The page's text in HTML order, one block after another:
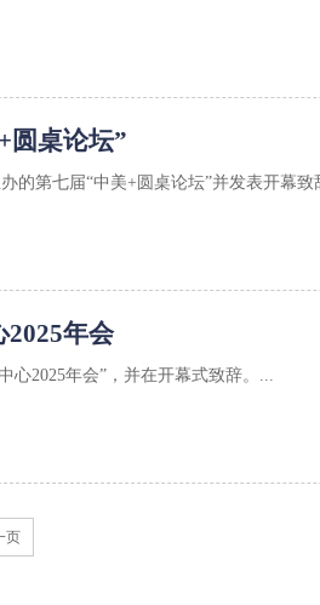
圆桌论坛”
的第七届“中美+圆桌论坛”并发表开幕致
2025年会
心2025年会”，并在开幕式致辞。...
页